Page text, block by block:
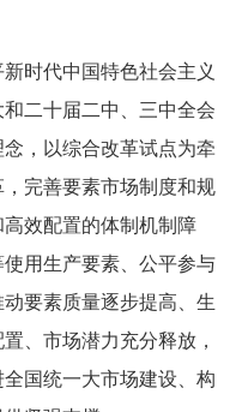
时代中国特色社会主义
二十届二中、三中全会
，以综合改革试点为牵
完善要素市场制度和规
效配置的体制机制障
用生产要素、公平参与
要素质量逐步提高、生
、市场潜力充分释放，
国统一大市场建设、构